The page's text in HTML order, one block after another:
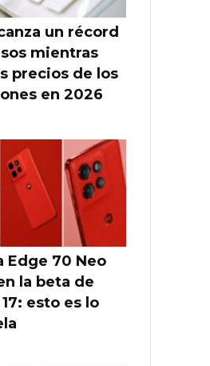
un récord
mientras
precios de los
en 2026
Edge 70 Neo
la beta de
esto es lo